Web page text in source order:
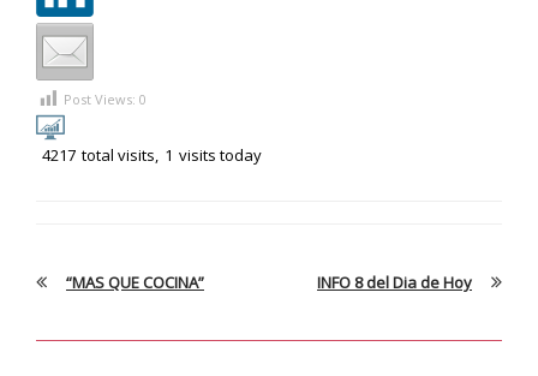
Post Views: 0
4217 total visits, 1 visits today
“MAS QUE COCINA” INFO 8 del Dia de Hoy